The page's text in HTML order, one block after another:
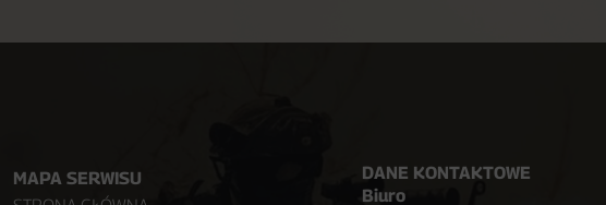
MAPA SERWISU
DANE KONTAKTOWE
Biuro